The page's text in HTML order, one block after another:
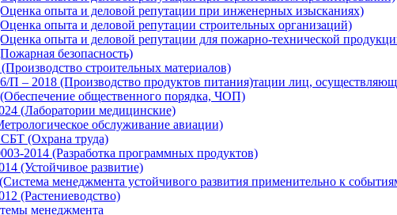
опыта и деловой репутации при инженерных изысканиях)
опыта и деловой репутации строительных организаций)
опыта и деловой репутации для пожарно-технической
безопасность)
строительных материалов)
2018 (Производство продуктов питания)тации лиц,
общественного порядка, ЧОП)
(Лаборатории медицинские)
обслуживание авиации)
(Охрана труда)
2014 (Разработка программных продуктов)
(Устойчивое развитие)
менеджмента устойчивого развития применительно к
(Растениеводство)
менеджмента